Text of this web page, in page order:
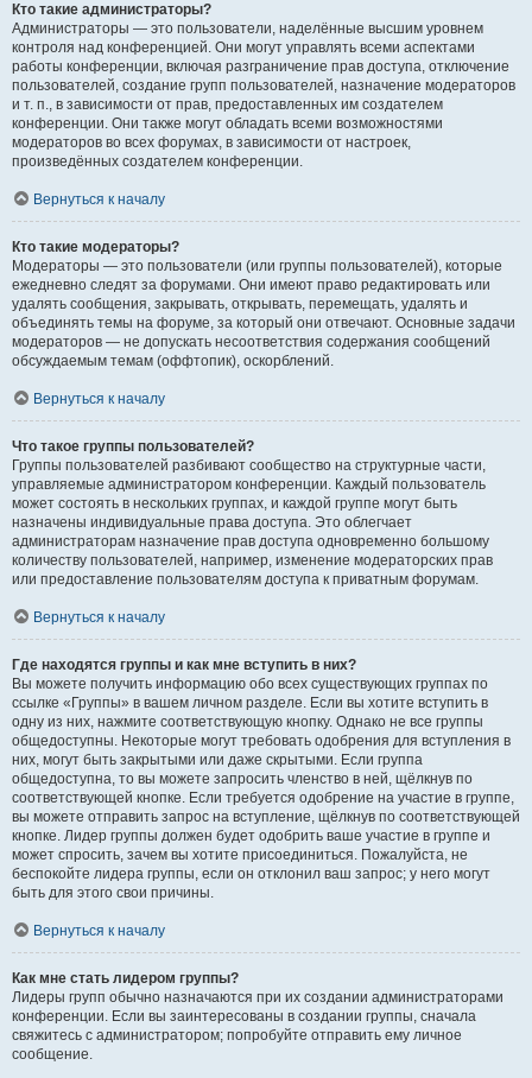
Кто такие администраторы?
Администраторы — это пользователи, наделённые высшим уровнем
контроля над конференцией. Они могут управлять всеми аспектами
работы конференции, включая разграничение прав доступа, отключение
пользователей, создание групп пользователей, назначение модераторов
и т. п., в зависимости от прав, предоставленных им создателем
конференции. Они также могут обладать всеми возможностями
модераторов во всех форумах, в зависимости от настроек,
произведённых создателем конференции.
Вернуться к началу
Кто такие модераторы?
Модераторы — это пользователи (или группы пользователей), которые
ежедневно следят за форумами. Они имеют право редактировать или
удалять сообщения, закрывать, открывать, перемещать, удалять и
объединять темы на форуме, за который они отвечают. Основные задачи
модераторов — не допускать несоответствия содержания сообщений
обсуждаемым темам (оффтопик), оскорблений.
Вернуться к началу
Что такое группы пользователей?
Группы пользователей разбивают сообщество на структурные части,
управляемые администратором конференции. Каждый пользователь
может состоять в нескольких группах, и каждой группе могут быть
назначены индивидуальные права доступа. Это облегчает
администраторам назначение прав доступа одновременно большому
количеству пользователей, например, изменение модераторских прав
или предоставление пользователям доступа к приватным форумам.
Вернуться к началу
Где находятся группы и как мне вступить в них?
Вы можете получить информацию обо всех существующих группах по
ссылке «Группы» в вашем личном разделе. Если вы хотите вступить в
одну из них, нажмите соответствующую кнопку. Однако не все группы
общедоступны. Некоторые могут требовать одобрения для вступления в
них, могут быть закрытыми или даже скрытыми. Если группа
общедоступна, то вы можете запросить членство в ней, щёлкнув по
соответствующей кнопке. Если требуется одобрение на участие в группе,
вы можете отправить запрос на вступление, щёлкнув по соответствующей
кнопке. Лидер группы должен будет одобрить ваше участие в группе и
может спросить, зачем вы хотите присоединиться. Пожалуйста, не
беспокойте лидера группы, если он отклонил ваш запрос; у него могут
быть для этого свои причины.
Вернуться к началу
Как мне стать лидером группы?
Лидеры групп обычно назначаются при их создании администраторами
конференции. Если вы заинтересованы в создании группы, сначала
свяжитесь с администратором; попробуйте отправить ему личное
сообщение.